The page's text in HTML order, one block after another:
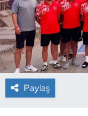
Paylaş
Çim Hokeyi
Cimnastik
Curling
Dağcılık